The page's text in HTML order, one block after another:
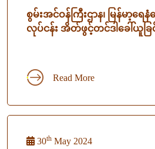
စွမ်းအင်ဝန်ကြီးဌာန၊ မြန်မာ့ရေ
လုပ်ငန်း အိတ်ဖွင့်တင်ဒါခေါ်ယူခြ
Read More
30th May 2024